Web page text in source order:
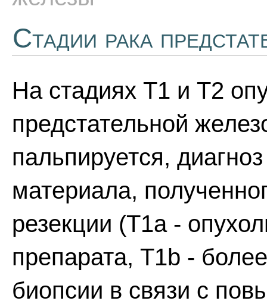
Стадии рака
На стадиях Т1 и Т2
предстательной
пальпируется,
материала,
резекции (Т1а -
препарата, T1b -
биопсии в связи с